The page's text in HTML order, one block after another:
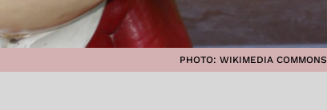
PHOTO: WIKIMEDIA COMMONS